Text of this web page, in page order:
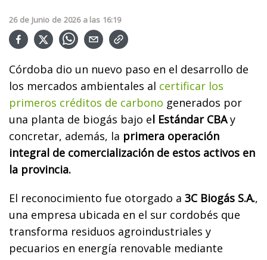
26 de Junio de 2026 a las 16:19
Córdoba dio un nuevo paso en el desarrollo de
los mercados ambientales al certificar los
primeros créditos de carbono generados por
una planta de biogás bajo el Estándar CBAy
concretar, además, la primera operación
integral de comercialización de estos activos en
la provincia.
El reconocimiento fue otorgado a 3C Biogás S.A.,
una empresa ubicada en el sur cordobés que
transforma residuos agroindustriales y
pecuarios en energía renovable mediante